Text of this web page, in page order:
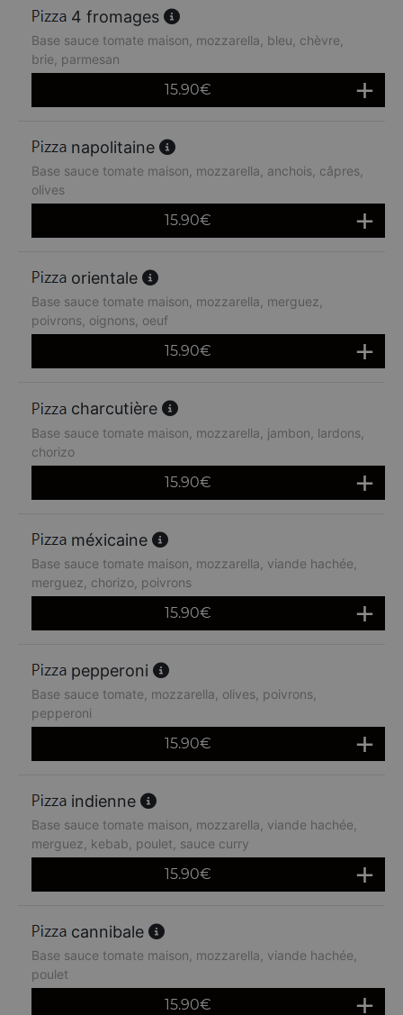
4 fromages
Base sauce tomate maison, mozzarella, bleu, chèvre,
brie, parmesan
15.90€
napolitaine
Base sauce tomate maison, mozzarella, anchois, câpres,
olives
15.90€
orientale
Base sauce tomate maison, mozzarella, merguez,
poivrons, oignons, oeuf
15.90€
charcutière
Base sauce tomate maison, mozzarella, jambon, lardons,
chorizo
15.90€
méxicaine
Base sauce tomate maison, mozzarella, viande hachée,
merguez, chorizo, poivrons
15.90€
pepperoni
Base sauce tomate, mozzarella, olives, poivrons,
pepperoni
15.90€
indienne
Base sauce tomate maison, mozzarella, viande hachée,
merguez, kebab, poulet, sauce curry
15.90€
cannibale
Base sauce tomate maison, mozzarella, viande hachée,
poulet
15.90€